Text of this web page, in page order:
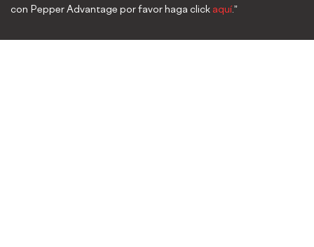
con Pepper Advantage por favor haga click aquí.”